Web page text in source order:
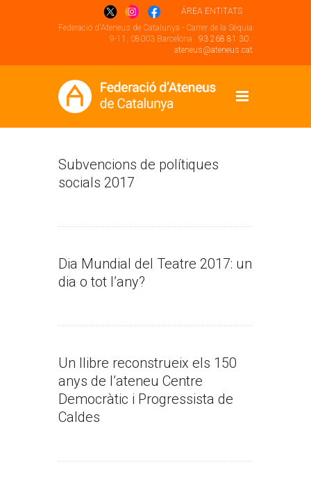
ÁREA ENTITATS
Federació d'Ateneus de Catalunya - Carrer de la Sèquia
9-11, 08003 Barcelona . 93 268 81 30 .
ateneus@ateneus.cat
Subvencions de polítiques
socials 2017
Dia Mundial del Teatre 2017: un
dia o tot l’any?
Un llibre reconstrueix els 150
anys de l’ateneu Centre
Democràtic i Progressista de
Caldes